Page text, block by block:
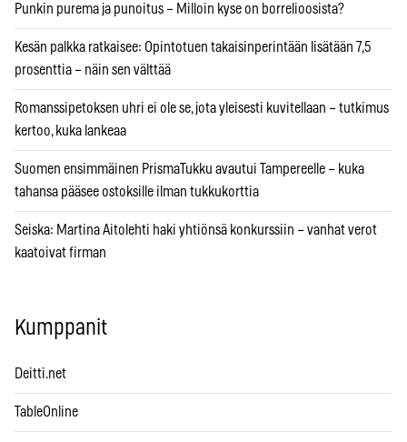
Punkin purema ja punoitus – Milloin kyse on borrelioosista?
Kesän palkka ratkaisee: Opintotuen takaisinperintään lisätään 7,5
prosenttia – näin sen välttää
Romanssipetoksen uhri ei ole se, jota yleisesti kuvitellaan – tutkimus
kertoo, kuka lankeaa
Suomen ensimmäinen PrismaTukku avautui Tampereelle – kuka
tahansa pääsee ostoksille ilman tukkukorttia
Seiska: Martina Aitolehti haki yhtiönsä konkurssiin – vanhat verot
kaatoivat firman
Kumppanit
Deitti.net
TableOnline